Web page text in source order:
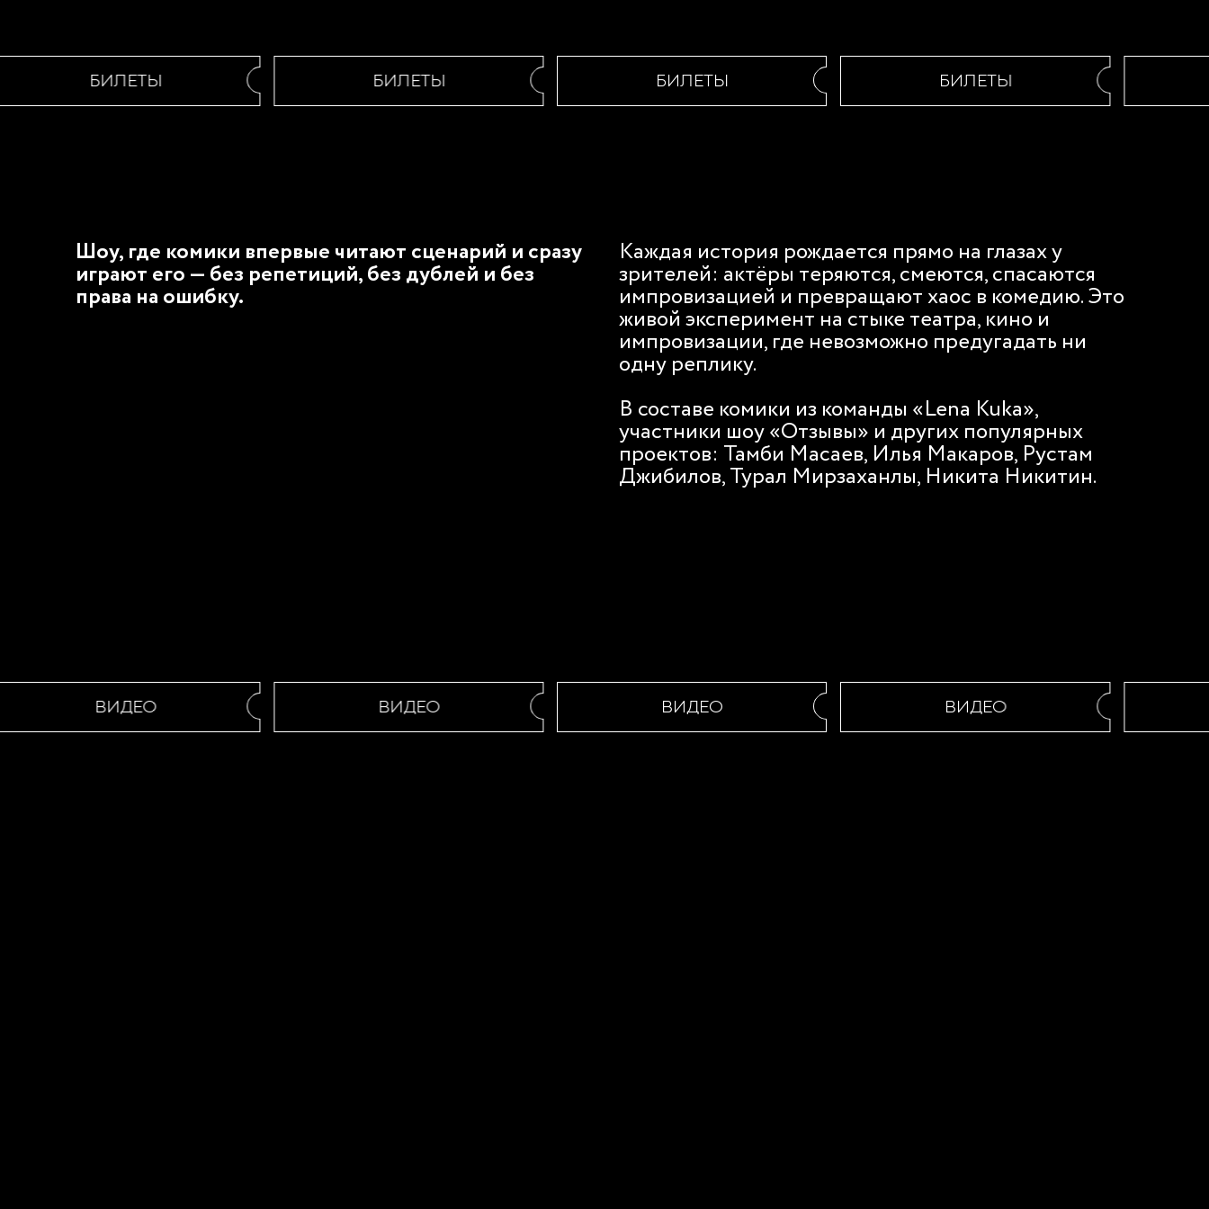
БИЛЕТЫ БИЛЕТЫ БИЛЕТЫ БИЛЕТЫ
Шоу, где комики впервые читают сценарий и сразу
играют его — без репетиций, без дублей и без
права на ошибку.
Каждая история рождается прямо на глазах у
зрителей: актёры теряются, смеются, спасаются
импровизацией и превращают хаос в комедию. Это
живой эксперимент на стыке театра, кино и
импровизации, где невозможно предугадать ни
одну реплику.
В составе комики из команды «Lena Kuka»,
участники шоу «Отзывы» и других популярных
проектов: Тамби Масаев, Илья Макаров, Рустам
Джибилов, Турал Мирзаханлы, Никита Никитин.
ВИДЕО ВИДЕО ВИДЕО ВИДЕО